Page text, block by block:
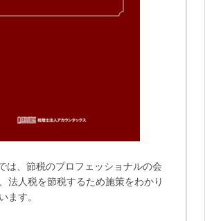
は、節税のプロフェッショナルの会
法人税を節税するため施策をわかり
ます。